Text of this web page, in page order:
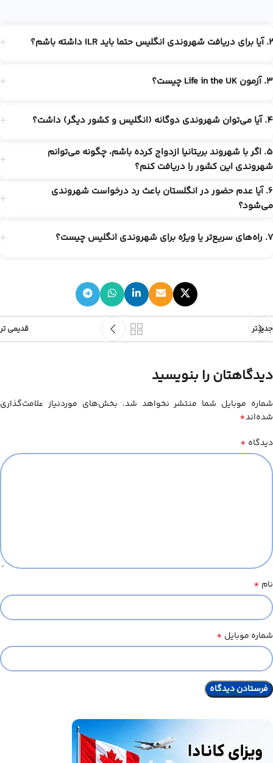
2. آیا برای دریافت شهروندی انگلیس حتما باید ILR داشته باشم؟
3. آزمون Life in the UK چیست؟
4. آیا می‌توان شهروندی دوگانه (انگلیس و کشور دیگر) داشت؟
5. اگر با شهروند بریتانیا ازدواج کرده باشم، چگونه می‌توانم
شهروندی این کشور را دریافت کنم؟
6. آیا عدم حضور در انگلستان باعث رد درخواست شهروندی
می‌شود؟
7. راه‌های سریع‌تر یا ویژه برای شهروندی انگلیس چیست؟
جدیدتر قدیمی تر
دیدگاهتان را بنویسید
شماره موبایل شما منتشر نخواهد شد. بخش‌های موردنیاز علامت‌گذاری
شده‌اند*
دیدگاه *
نام *
شماره موبایل *